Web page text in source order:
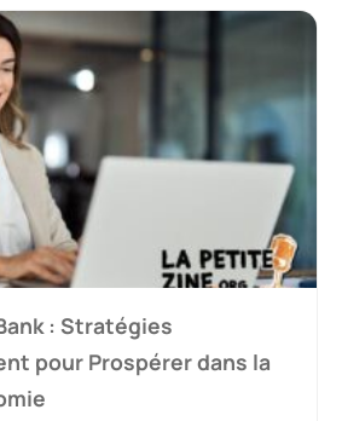
: Stratégies
pour Prospérer dans la